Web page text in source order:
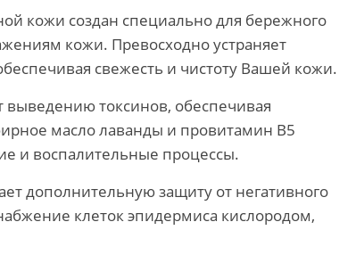
кожи создан специально для бережного
кожи. Превосходно устраняет
свежесть и чистоту Вашей кожи.
выведению токсинов, обеспечивая
масло лаванды и провитамин В5
и воспалительные процессы.
дополнительную защиту от негативного
клеток эпидермиса кислородом,